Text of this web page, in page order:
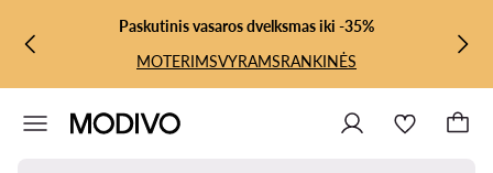
PEREITI PRIE PAGRINDINIO TURINIO
PEREITI Į PAIEŠKĄPaskutinis vasaros dvelksmas iki -35%
MOTERIMSVYRAMSRANKINĖS